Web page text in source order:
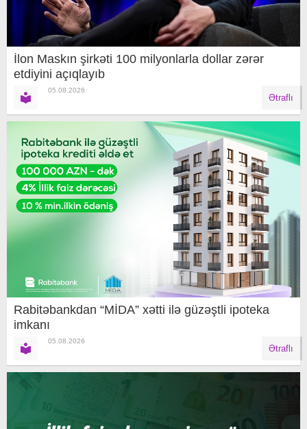
İlon Maskın şirkəti 100 milyonlarla dollar zərər
etdiyini açıqlayıb
05.08.2026
Ətraflı
Rabitəbankdan “MİDA” xətti ilə güzəştli ipoteka
imkanı
05.08.2026
Ətraflı